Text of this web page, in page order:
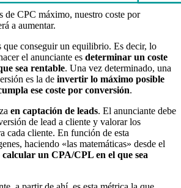
de CPC máximo, nuestro coste por
a aumentar.
que conseguir un equilibrio. Es decir, lo
el anunciante es determinar un coste
sea rentable. Una vez determinado, una
es la de invertir lo máximo posible
ese coste por conversión.
en captación de leads. El anunciante debe
de lead a cliente y valorar los
cada cliente. En función de esta
haciendo «las matemáticas» desde el
calcular un CPA/CPL en el que sea